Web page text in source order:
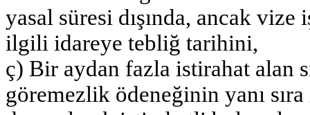
yasal süresi dışında, ancak
ilgili idareye tebliğ tarihini,
ç) Bir aydan fazla istirahat alan
göremezlik ödeneğinin yanı